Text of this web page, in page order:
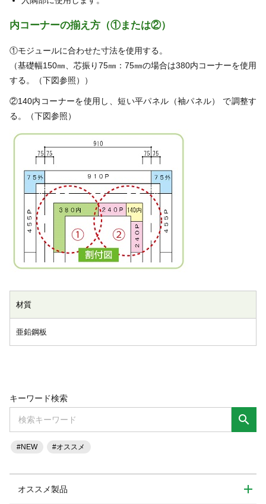
内コーナーの揃え方（①または②）
①モジュールに合わせた寸法を使用する。
（基礎幅150㎜、芯振り75㎜：75㎜の場合は380内コーナーを使用
する。（下図参照））
②140内コーナーを使用し、短い平パネル（袖パネル） で調整す
る。（下図参照）
材質
亜鉛鋼板
キーワード検索
search
#NEW #オススメ
オススメ製品